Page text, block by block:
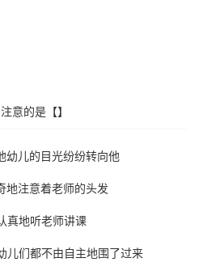
意的是【】
幼儿的目光纷纷转向他
地注意着老师的头发
真地听老师讲课
儿们都不由自主地围了过来